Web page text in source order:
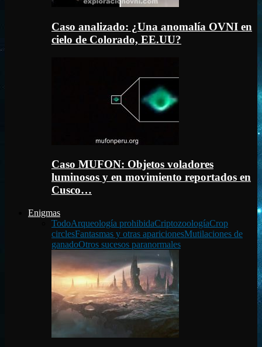
Caso analizado: ¿Una anomalía OVNI en
cielo de Colorado, EE.UU?
Caso MUFON: Objetos voladores
luminosos y en movimiento reportados en
Cusco…
Enigmas
TodoArqueología prohibidaCriptozoologíaCrop
circlesFantasmas y otras aparicionesMutilaciones de
ganadoOtros sucesos paranormales